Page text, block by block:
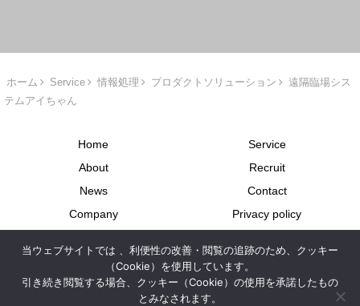
ホーム Service 情報処理 プロダクトソリューション
遠隔臨場シス
テムアイちゃん
Home
Service
About
Recruit
News
Contact
Company
Privacy policy
労使協定について
Copyright © 2024-2026 APC Inc. All Rights Reserved.
当ウェブサイトでは 、利便性の改善・閲覧の追跡のため、クッキー
（Cookie）を使用しています。
引き続き閲覧する場合、クッキー（Cookie）の使用を承諾したもの
とみなされます。